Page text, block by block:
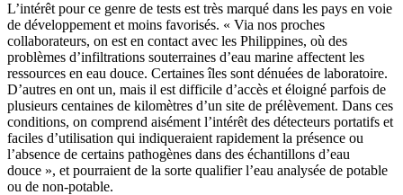
L’intérêt pour ce genre de tests est très marqué dans les pays en voie
de développement et moins favorisés. « Via nos proches
collaborateurs, on est en contact avec les Philippines, où des
problèmes d’infiltrations souterraines d’eau marine affectent les
ressources en eau douce. Certaines îles sont dénuées de laboratoire.
D’autres en ont un, mais il est difficile d’accès et éloigné parfois de
plusieurs centaines de kilomètres d’un site de prélèvement. Dans ces
conditions, on comprend aisément l’intérêt des détecteurs portatifs et
faciles d’utilisation qui indiqueraient rapidement la présence ou
l’absence de certains pathogènes dans des échantillons d’eau
douce », et pourraient de la sorte qualifier l’eau analysée de potable
ou de non-potable.